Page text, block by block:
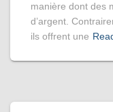
manière dont des
d’argent.
ils offrent une